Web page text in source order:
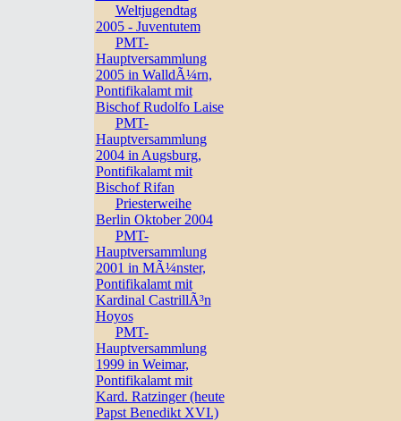
Weltjugendtag
2005 - Juventutem
PMT-
Hauptversammlung
2005 in WalldÃ¼rn,
Pontifikalamt mit
Bischof Rudolfo Laise
PMT-
Hauptversammlung
2004 in Augsburg,
Pontifikalamt mit
Bischof Rifan
Priesterweihe
Berlin Oktober 2004
PMT-
Hauptversammlung
2001 in MÃ¼nster,
Pontifikalamt mit
Kardinal CastrillÃ³n
Hoyos
PMT-
Hauptversammlung
1999 in Weimar,
Pontifikalamt mit
Kard. Ratzinger (heute
Papst Benedikt XVI.)